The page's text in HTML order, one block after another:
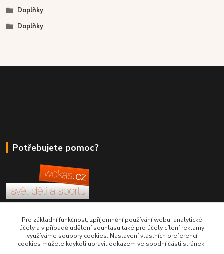
Doplňky
Doplňky
Potřebujete pomoc?
+420 380 830 198
wokas.online@yahoo.cz
Pro základní funkčnost, zpříjemnění používání webu, analytické
účely a v případě udělení souhlasu také pro účely cílení reklamy
využíváme soubory cookies. Nastavení vlastních preferencí
cookies můžete kdykoli upravit odkazem ve spodní části stránek.